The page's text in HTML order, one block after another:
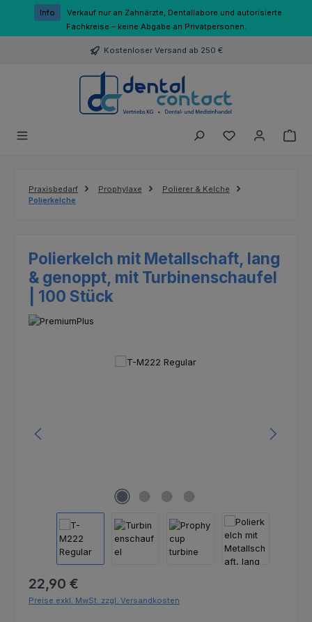
Zum Hauptinhalt springen
Info
Verkauf nur an Zahnärzte, Dentallabore und autorisierte
Fachkreise – keine Abgabe an Privatpersonen.
Kostenloser Versand ab 250 €
Du hast 0
Praxisbedarf Prophylaxe
Polierer & Kelche
Polierkelche
Polierkelch mit Metallschaft, lang
& genoppt, mit Turbinenschaufel
| 100 Stück
Bildergalerie überspringen
Regulärer Preis:
22,90 €
Preise exkl. MwSt. zzgl. Versandkosten